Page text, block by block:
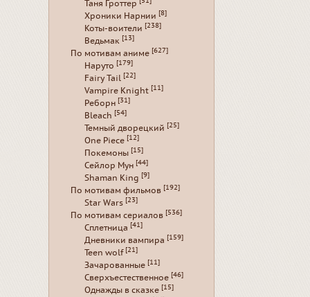
Таня Гроттер
Хроники Нарнии [8]
Коты-воители [238]
Ведьмак [13]
По мотивам аниме [627]
Наруто [179]
Fairy Tail [22]
Vampire Knight [11]
Реборн [31]
Bleach [54]
Темный дворецкий [25]
One Piece [12]
Покемоны [15]
Сейлор Мун [44]
Shaman King [9]
По мотивам фильмов [192]
Star Wars [23]
По мотивам сериалов [536]
Сплетница [41]
Дневники вампира [159]
Teen wolf [21]
Зачарованные [11]
Сверхъестественное [46]
Однажды в сказке [15]